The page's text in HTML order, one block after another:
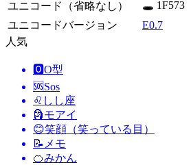
ユニコード（省略なし）
🕳 1F573
ユニコードバージョン
E0.7
人気
🅾️O型
🆘Sos
♌ しし座
🗿モアイ
😊笑顔（笑っている目）
📝 メモ
🍊みかん